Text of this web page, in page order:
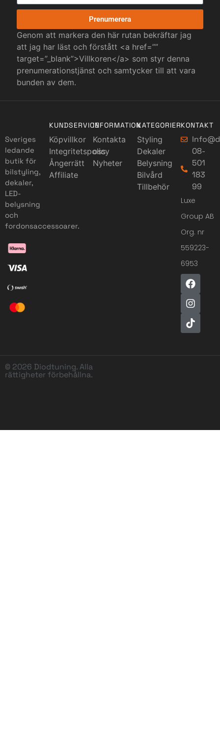
Prenumerera
Genom att markera den här rutan bekräftar jag
att jag har läst och förstått <a href=””
target=”_blank”>Villkoren</a> som styr denna
prenumerationstjänst och samtycker till att vara
bunden av dem.
Sveriges
ledande
butik för
bilstyling,
dekaler,
LED-
belysning
och
fordonsaccessoarer.
KUNDSERVICE
Köpvillkor
Integritetspolicy
Ångerrätt
Affiliate
INFORMATION
Kontakta
oss
Nyheter
KATEGORIER
Styling
Dekaler
Belysning
Bilvård
Tillbehör
KONTAKT
08-
501
183
99
Luxe
Group AB
Org. nr
559223-
6953
© 2026 Diodtuning. Alla
rättigheter förbehållna.